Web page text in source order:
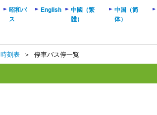
時刻表 ＞ 停車バス停一覧
昭和バ
ス
English
中國（繁
體）
中国（简
体）